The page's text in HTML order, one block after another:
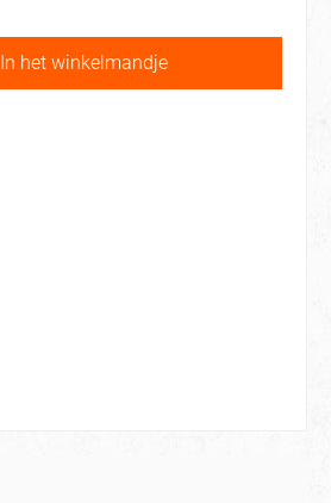
In het winkelmandje